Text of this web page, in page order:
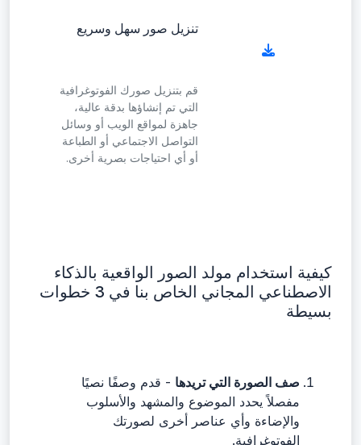
تنزيل صور سهل وسريع
قم بتنزيل صورك الفوتوغرافية
التي تم إنشاؤها بدقة عالية،
جاهزة لمواقع الويب أو وسائل
التواصل الاجتماعي أو الطباعة
أو أي احتياجات بصرية أخرى.
كيفية استخدام مولد الصور الواقعية بالذكاء
الاصطناعي المجاني الخاص بنا في 3 خطوات
بسيطة
صف الصورة التي تريدها - قدم وصفًا نصيًا
مفصلاً يحدد الموضوع والمشهد والأسلوب
والإضاءة وأي عناصر أخرى لصورتك
الفوتوغرافية.